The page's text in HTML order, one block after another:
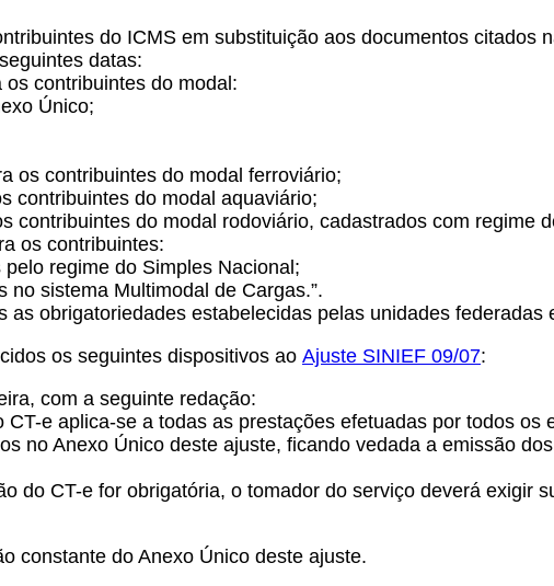
do ICMS em substituição aos documentos
datas:
os contribuintes do modal:
Único;
os contribuintes do modal ferroviário;
contribuintes do modal aquaviário;
contribuintes do modal rodoviário, cadastrados com regime
os contribuintes:
regime do Simples Nacional;
no sistema Multimodal de Cargas.”.
as obrigatoriedades estabelecidas pelas unidades federadas
os seguintes dispositivos ao Ajuste SINIEF 09/07:
com a seguinte redação:
CT-e aplica-se a todas as prestações efetuadas por todos
no Anexo Único deste ajuste, ficando vedada a emissão
do CT-e for obrigatória, o tomador do serviço deverá exigir
constante do Anexo Único deste ajuste.